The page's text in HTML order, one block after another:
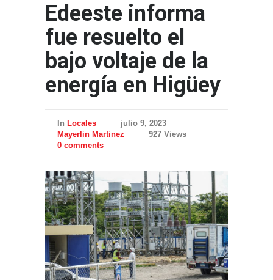
Edeeste informa
fue resuelto el
bajo voltaje de la
energía en Higüey
In Locales
julio 9, 2023
Mayerlin Martinez
927 Views
0 comments